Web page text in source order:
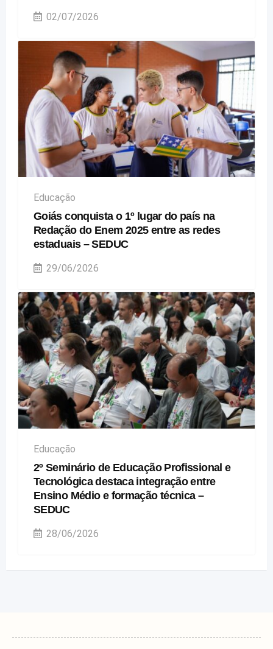
02/07/2026
Educação
Goiás conquista o 1º lugar do país na
Redação do Enem 2025 entre as redes
estaduais – SEDUC
29/06/2026
Educação
2º Seminário de Educação Profissional e
Tecnológica destaca integração entre
Ensino Médio e formação técnica –
SEDUC
28/06/2026